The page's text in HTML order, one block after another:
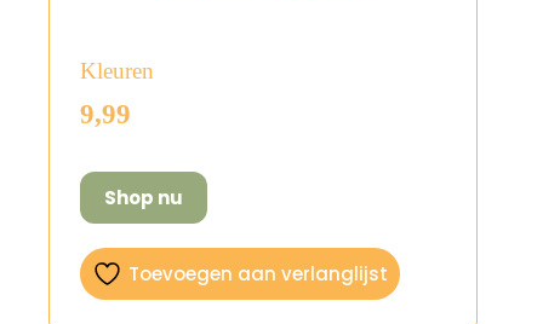
Kleuren
9,99
Shop nu
Toevoegen aan verlanglijst